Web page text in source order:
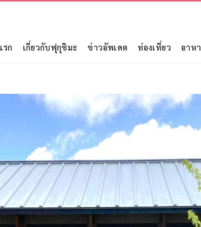
ก เกี่ยวกับฟุกุชิมะ ข่าวอัพเดต ท่องเที่ยว อาห